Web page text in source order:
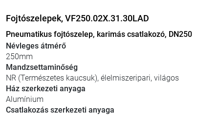
Fojtószelepek, VF250.02X.31.30LAD
Pneumatikus fojtószelep, karimás csatlakozó, DN250
Névleges átmérő
250mm
Mandzsettaminőség
NR (Természetes kaucsuk), élelmiszeripari, világos
Ház szerkezeti anyaga
Alumínium
Csatlakozás szerkezeti anyaga